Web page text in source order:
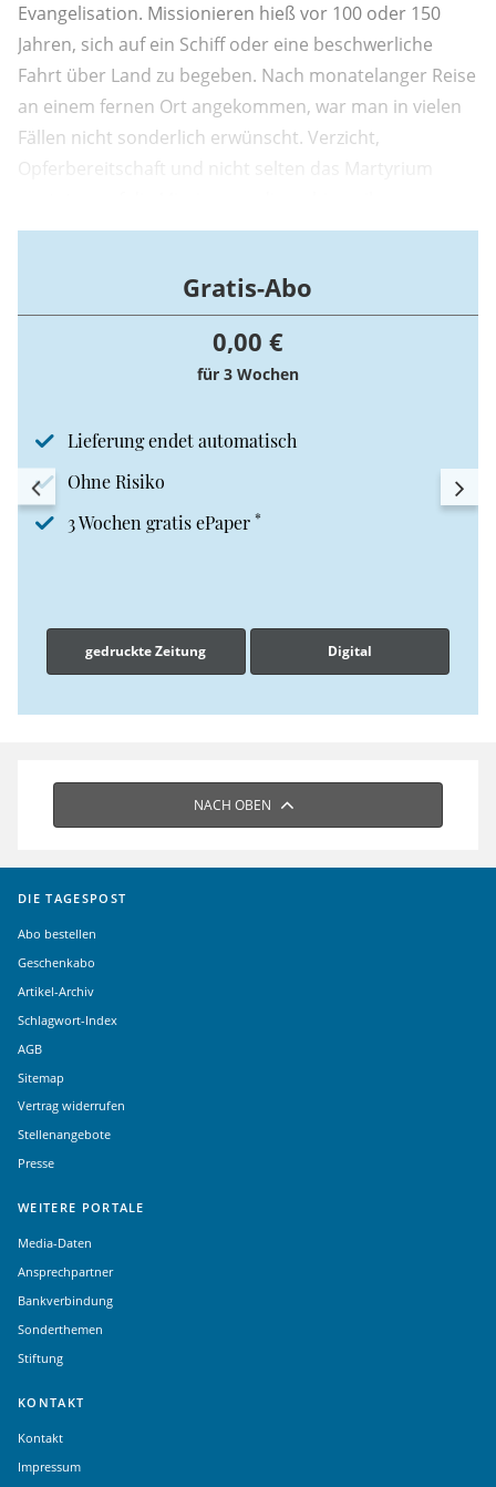
Evangelisation. Missionieren hieß vor 100 oder 150
Jahren, sich auf ein Schiff oder eine beschwerliche
Fahrt über Land zu begeben. Nach monatelanger Reise
an einem fernen Ort angekommen, war man in vielen
Fällen nicht sonderlich erwünscht. Verzicht,
Opferbereitschaft und nicht selten das Martyrium
Einsatzort schafften. Die Sozialen Medien machen es
Schreibtisch aus zu erreichen.
Gratis-Abo
0,00 €
für 3 Wochen
Lieferung endet automatisch
Ohne Risiko
3 Wochen gratis ePaper *
gedruckte Zeitung Digital
NACH OBEN
DIE TAGESPOST
Abo bestellen
Geschenkabo
Artikel-Archiv
Schlagwort-Index
AGB
Sitemap
Vertrag widerrufen
Stellenangebote
Presse
WEITERE PORTALE
Media-Daten
Ansprechpartner
Bankverbindung
Sonderthemen
Stiftung
KONTAKT
Kontakt
Impressum